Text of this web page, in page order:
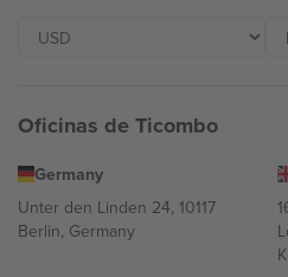
Oficinas de Ticombo
Germany
Unter den Linden 24, 10117
Berlin, Germany